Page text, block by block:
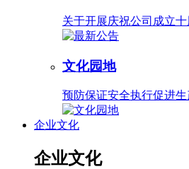
关于开展庆祝公司成立
文化园地
预防保证安全执行促进生
企业文化
企业文化